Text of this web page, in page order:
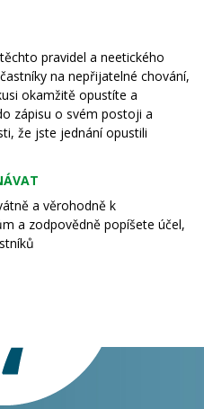
pravidel a neetického
na nepřijatelné chování,
okamžitě opustíte a
zápisu o svém postoji a
že jste jednání opustili
a věrohodně k
a zodpovědně popíšete účel,